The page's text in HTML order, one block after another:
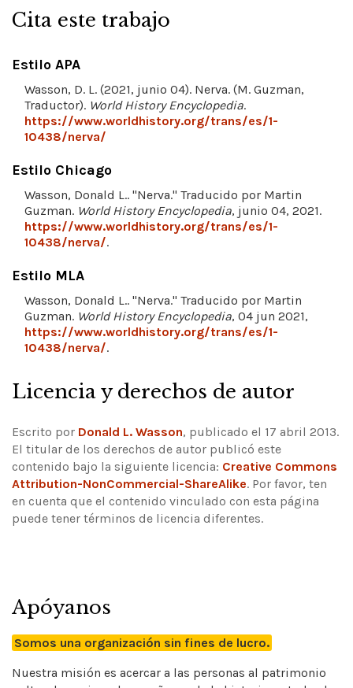
Cita este trabajo
Estilo APA
Wasson, D. L. (2021, junio 04). Nerva. (M. Guzman,
Traductor). World History Encyclopedia.
https://www.worldhistory.org/trans/es/1-
10438/nerva/
Estilo Chicago
Wasson, Donald L.. "Nerva." Traducido por Martin
Guzman. World History Encyclopedia, junio 04, 2021.
https://www.worldhistory.org/trans/es/1-
10438/nerva/.
Estilo MLA
Wasson, Donald L.. "Nerva." Traducido por Martin
Guzman. World History Encyclopedia, 04 jun 2021,
https://www.worldhistory.org/trans/es/1-
10438/nerva/.
Licencia y derechos de autor
Escrito por Donald L. Wasson, publicado el 17 abril 2013.
El titular de los derechos de autor publicó este
contenido bajo la siguiente licencia: Creative Commons
Attribution-NonCommercial-ShareAlike. Por favor, ten
en cuenta que el contenido vinculado con esta página
puede tener términos de licencia diferentes.
Apóyanos
Somos una organización sin fines de lucro.
Nuestra misión es acercar a las personas al patrimonio